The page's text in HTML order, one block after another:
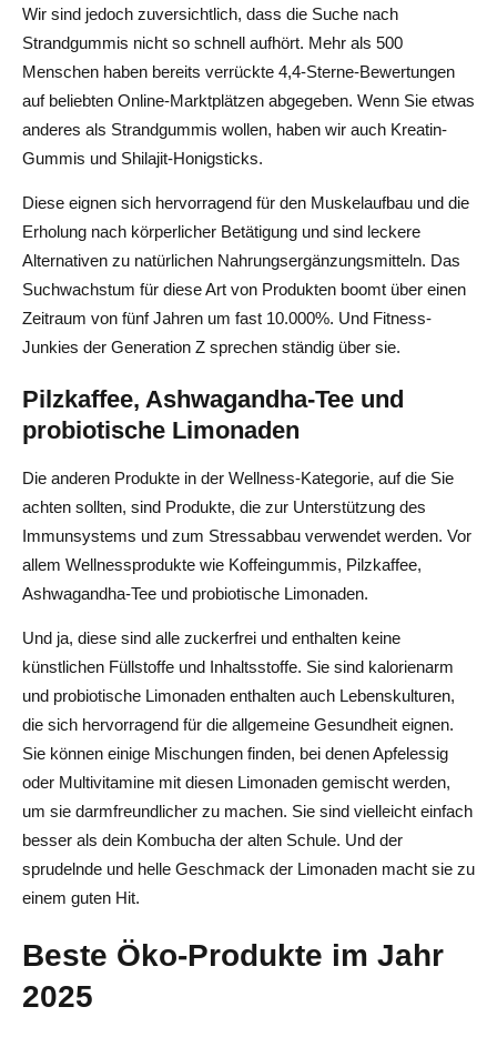
Wir sind jedoch zuversichtlich, dass die Suche nach
Strandgummis nicht so schnell aufhört. Mehr als 500
Menschen haben bereits verrückte 4,4-Sterne-Bewertungen
auf beliebten Online-Marktplätzen abgegeben. Wenn Sie etwas
anderes als Strandgummis wollen, haben wir auch Kreatin-
Gummis und Shilajit-Honigsticks.
Diese eignen sich hervorragend für den Muskelaufbau und die
Erholung nach körperlicher Betätigung und sind leckere
Alternativen zu natürlichen Nahrungsergänzungsmitteln. Das
Suchwachstum für diese Art von Produkten boomt über einen
Zeitraum von fünf Jahren um fast 10.000%. Und Fitness-
Junkies der Generation Z sprechen ständig über sie.
Pilzkaffee, Ashwagandha-Tee und
probiotische Limonaden
Die anderen Produkte in der Wellness-Kategorie, auf die Sie
achten sollten, sind Produkte, die zur Unterstützung des
Immunsystems und zum Stressabbau verwendet werden. Vor
allem Wellnessprodukte wie Koffeingummis, Pilzkaffee,
Ashwagandha-Tee und probiotische Limonaden.
Und ja, diese sind alle zuckerfrei und enthalten keine
künstlichen Füllstoffe und Inhaltsstoffe. Sie sind kalorienarm
und probiotische Limonaden enthalten auch Lebenskulturen,
die sich hervorragend für die allgemeine Gesundheit eignen.
Sie können einige Mischungen finden, bei denen Apfelessig
oder Multivitamine mit diesen Limonaden gemischt werden,
um sie darmfreundlicher zu machen. Sie sind vielleicht einfach
besser als dein Kombucha der alten Schule. Und der
sprudelnde und helle Geschmack der Limonaden macht sie zu
einem guten Hit.
Beste Öko-Produkte im Jahr
2025